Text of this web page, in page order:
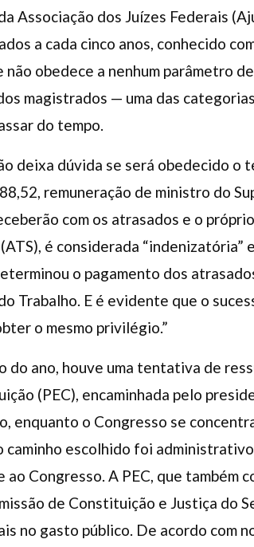
Associação dos Juízes Federais
a cada cinco anos, conhecido
não obedece a nenhum parâmetro
magistrados — uma das
do tempo.
deixa dúvida se será obedecido
remuneração de ministro do
com os atrasados e o
é considerada
o pagamento dos
Trabalho. E é evidente que o
o mesmo privilégio.”
do ano, houve uma tentativa de
(PEC), encaminhada pelo
enquanto o Congresso se
caminho escolhido foi
ao Congresso. A PEC, que também
de Constituição e Justiça do
no gasto público. De acordo com